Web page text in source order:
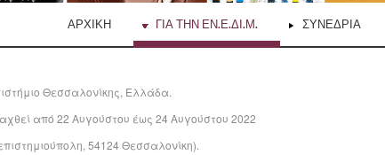
ΑΡΧΙΚΗ ΓΙΑ ΤΗΝ ΕΝ.Ε.ΔΙ.Μ. ΣΥΝΈΔΡΙΑ
Θεσσαλονίκης, Ελλάδα.
από 22 Αυγούστου έως 24 Αυγούστου 2022
54124 Θεσσαλονίκη).